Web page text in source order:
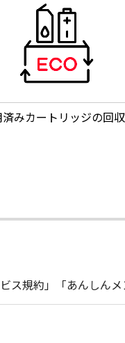
みカートリッジの回収
ス規約」「あんしん